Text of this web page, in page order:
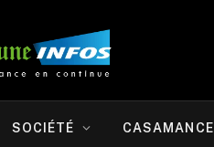
SOCIÉTÉ CASAMANCE